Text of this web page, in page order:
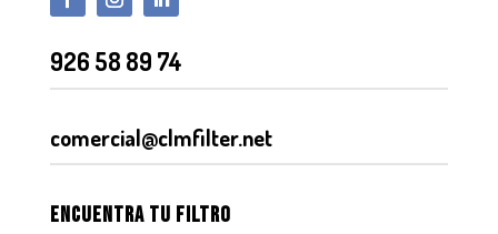
926 58 89 74
comercial@clmfilter.net
Encuentra tu filtro